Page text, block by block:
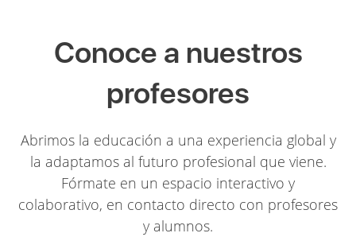
Conoce a nuestros
profesores
Abrimos la educación a una experiencia global y
la adaptamos al futuro profesional que viene.
Fórmate en un espacio interactivo y
colaborativo, en contacto directo con profesores
y alumnos.